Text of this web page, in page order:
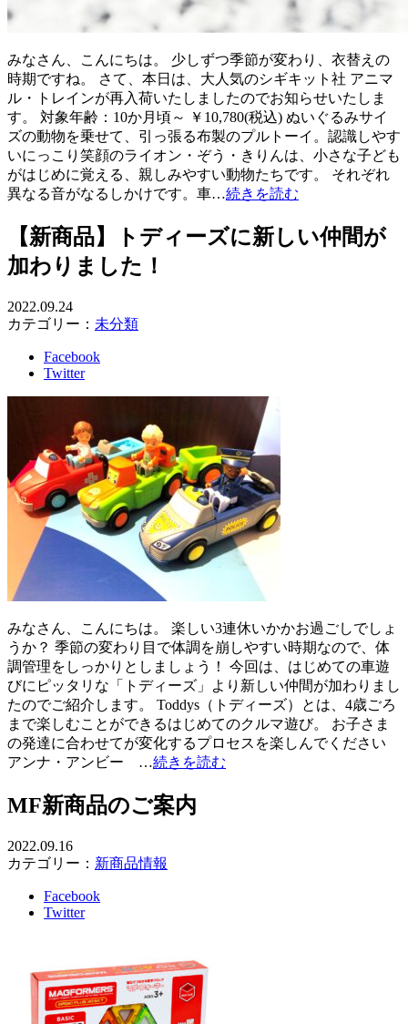
みなさん、こんにちは。 少しずつ季節が変わり、衣替えの
時期ですね。 さて、本日は、大人気のシギキット社 アニマ
ル・トレインが再入荷いたしましたのでお知らせいたしま
す。 対象年齢：10か月頃～ ￥10,780(税込) ぬいぐるみサイ
ズの動物を乗せて、引っ張る布製のプルトーイ。認識しやす
いにっこり笑顔のライオン・ぞう・きりんは、小さな子ども
がはじめに覚える、親しみやすい動物たちです。 それぞれ
異なる音がなるしかけです。車…続きを読む
【新商品】トディーズに新しい仲間が
加わりました！
2022.09.24
カテゴリー： 未分類
Facebook
Twitter
みなさん、こんにちは。 楽しい3連休いかかお過ごしでしょ
うか？ 季節の変わり目で体調を崩しやすい時期なので、体
調管理をしっかりとしましょう！ 今回は、はじめての車遊
びにピッタリな「トディーズ」より新しい仲間が加わりまし
たのでご紹介します。 Toddys（トディーズ）とは、4歳ごろ
まで楽しむことができるはじめてのクルマ遊び。 お子さま
の発達に合わせてが変化するプロセスを楽しんでください
アンナ・アンビー …続きを読む
MF新商品のご案内
2022.09.16
カテゴリー： 新商品情報
Facebook
Twitter